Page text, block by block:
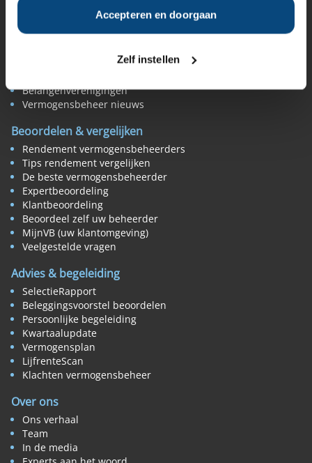
Accepteren en doorgaan
Zelf instellen
Zelfstandige vermogensbeheerders
Online vermogensbeheerders
Niet meer actieve beheerders
Belangenverenigingen
Vermogensbeheer nieuws
Beoordelen & vergelijken
Rendement vermogensbeheerders
Tips rendement vergelijken
De beste vermogensbeheerder
Expertbeoordeling
Klantbeoordeling
Beoordeel zelf uw beheerder
MijnVB (uw klantomgeving)
Veelgestelde vragen
Advies & begeleiding
SelectieRapport
Beleggingsvoorstel beoordelen
Persoonlijke begeleiding
Kwartaalupdate
Vermogensplan
LijfrenteScan
Klachten vermogensbeheer
Over ons
Ons verhaal
Team
In de media